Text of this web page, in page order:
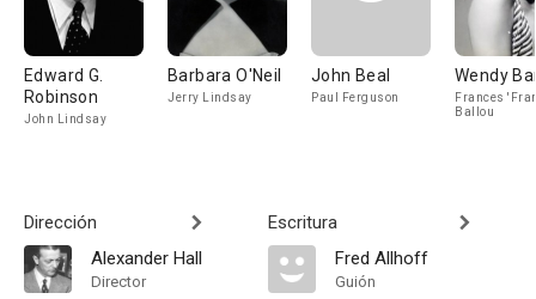
Edward G.
Robinson
John Lindsay
Barbara O'Neil
Jerry Lindsay
John Beal
Paul Ferguson
Wendy
Frances
Ballou
Dirección
Alexander Hall
Director
Escritura
Fred Allhoff
Guión